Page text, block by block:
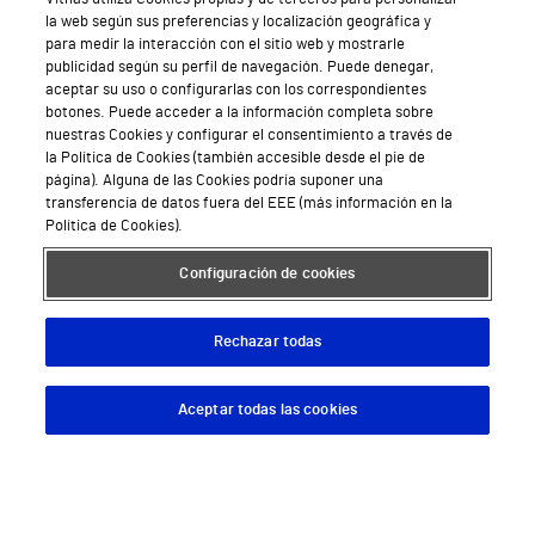
Todos los centros Vithas
Sobre Vithas
Quiénes somos
Teléfono Cita Médica
Teléfono Atención al Cliente
Política de seguridad y salud en el trabajo
Descargar App
la web según sus preferencias y localización geográfica y
para medir la interacción con el sitio web y mostrarle
publicidad según su perfil de navegación. Puede denegar,
aceptar su uso o configurarlas con los correspondientes
botones. Puede acceder a la información completa sobre
nuestras Cookies y configurar el consentimiento a través de
la Política de Cookies (también accesible desde el pie de
página). Alguna de las Cookies podría suponer una
transferencia de datos fuera del EEE (más información en la
Política de Cookies).
Configuración de cookies
Rechazar todas
Aceptar todas las cookies